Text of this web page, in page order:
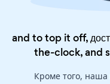
and to top it off,
the-clock, and
Кроме того,